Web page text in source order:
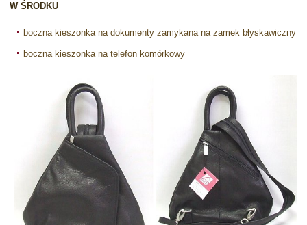
W ŚRODKU
boczna kieszonka na dokumenty zamykana na zamek błyskawiczny
boczna kieszonka na telefon komórkowy